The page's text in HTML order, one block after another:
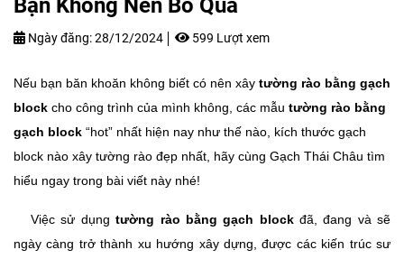
Ngày đăng:28/12/2024 599 Lượt xem
Nếu bạn băn khoăn không biết có nên xây tường rào bằng gạch
block cho công trình của mình không, các mẫu tường rào bằng
gạch block “hot” nhất hiện nay như thế nào, kích thước gạch
block nào xây tường rào đẹp nhất, hãy cùng Gạch Thái Châu tìm
hiểu ngay trong bài viết này nhé!
Việc sử dụng tường rào bằng gạch blockđã, đang và sẽ
ngày càng trở thành xu hướng xây dựng, được các kiến trúc sư